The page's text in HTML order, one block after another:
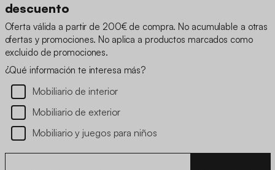
descuento
Oferta válida a partir de 200€ de compra. No acumulable a otras
ofertas y promociones. No aplica a productos marcados como
excluido de promociones.
¿Qué información te interesa más?
Mobiliario de interior
Mobiliario de exterior
Mobiliario y juegos para niños